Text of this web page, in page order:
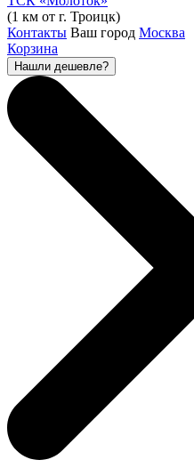
(1 км от г. Троицк)
Контакты Ваш город Москва
Корзина
Нашли дешевле?